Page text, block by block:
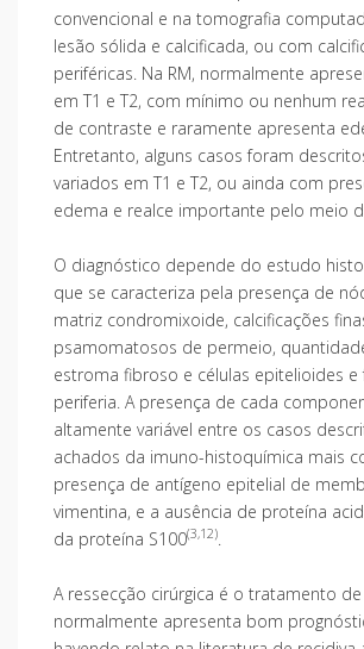
convencional e na tomografia
lesão sólida e calcificada, ou com
periféricas. Na RM, normalmente
em T1 e T2, com mínimo ou nenhum
de contraste e raramente apresenta
Entretanto, alguns casos foram
variados em T1 e T2, ou ainda com
edema e realce importante pelo meio
O diagnóstico depende do estudo
que se caracteriza pela presença de
matriz condromixoide, calcificações
psamomatosos de permeio,
estroma fibroso e células epitelioides e
periferia. A presença de cada
altamente variável entre os casos
achados da imuno-histoquímica mais
presença de antígeno epitelial de
vimentina, e a ausência de proteína
da proteína S100(3,12)
A ressecção cirúrgica é o tratamento
normalmente apresenta bom